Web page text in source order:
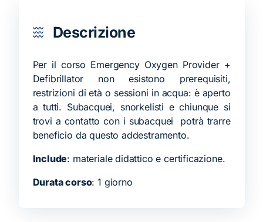
Descrizione
Per il corso Emergency Oxygen Provider +
Defibrillator non esistono prerequisiti,
restrizioni di età o sessioni in acqua: è aperto
a tutti. Subacquei, snorkelisti e chiunque si
trovi a contatto con i subacquei potrà trarre
beneficio da questo addestramento.
Include: materiale didattico e certificazione.
Durata corso: 1 giorno